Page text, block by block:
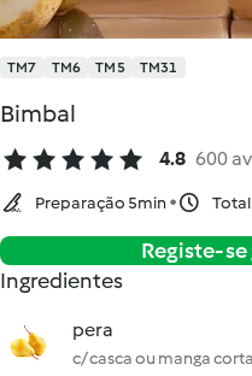
TM7 TM6 TM5 TM31
Bimbal
4.8 600
Preparação 5min
Registe-
Ingredientes
pera
c/ casca ou manga